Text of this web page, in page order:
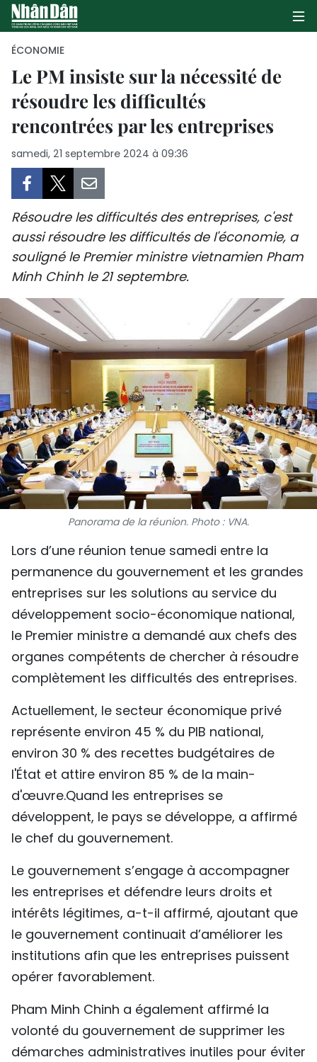
PAGE D'ACCUEIL
POLITIQUE
CULTURE
TOURISME
FRANCOPHONIE
PAYS NATAL
INTERNATIONAL
MÉGASTORIE
INFOGRAPHIE
VIDÉO
À PROPOS DU "PEUPLE"
TIẾNG VIỆT
ENGLISH
中文
РУССКИЙ
ESPAÑOL
ÉCONOMIE
Le PM insiste sur la nécessité de
résoudre les difficultés
rencontrées par les entreprises
samedi, 21 septembre 2024 à 09:36
Résoudre les difficultés des entreprises, c'est
aussi résoudre les difficultés de l'économie, a
souligné le Premier ministre vietnamien Pham
Minh Chinh le 21 septembre.
Panorama de la réunion. Photo : VNA.
Lors d’une réunion tenue samedi entre la
permanence du gouvernement et les grandes
entreprises sur les solutions au service du
développement socio-économique national,
le Premier ministre a demandé aux chefs des
organes compétents de chercher à résoudre
complètement les difficultés des entreprises.
Actuellement, le secteur économique privé
représente environ 45 % du PIB national,
environ 30 % des recettes budgétaires de
l'État et attire environ 85 % de la main-
d'œuvre.Quand les entreprises se
développent, le pays se développe, a affirmé
le chef du gouvernement.
Le gouvernement s’engage à accompagner
les entreprises et défendre leurs droits et
intérêts légitimes, a-t-il affirmé, ajoutant que
le gouvernement continuait d’améliorer les
institutions afin que les entreprises puissent
opérer favorablement.
Pham Minh Chinh a également affirmé la
volonté du gouvernement de supprimer les
démarches administratives inutiles pour éviter